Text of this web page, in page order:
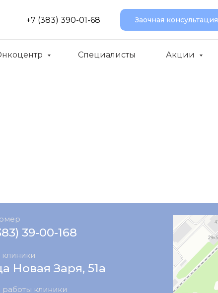
+7 (383) 390-01-68 Заочная консультация
Специалисты Акции
39-00-168
клиники
Новая Заря, 51а